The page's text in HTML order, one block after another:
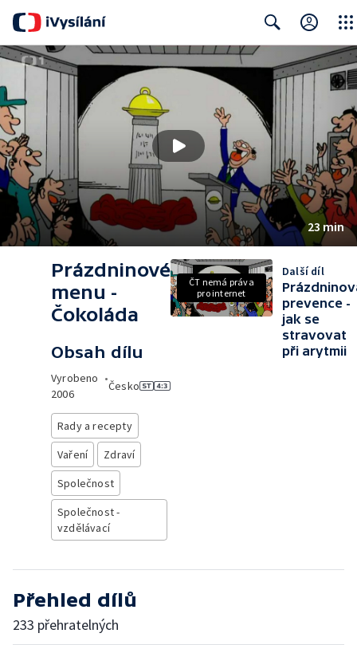
Search Close
23 min
Prázdninové
menu -
Čokoláda
Obsah dílu
Vyrobeno
2006
•
Česko
Rady a recepty
Vaření
Zdraví
Společnost
Společnost -
vzdělávací
ČT nemá práva
pro internet
Další díl
prevence -
jak se
stravovat
při arytmii
Přehled dílů
233 přehratelných